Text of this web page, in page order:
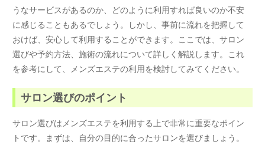
うなサービスがあるのか、どのように利用すれば良いのか不安
に感じることもあるでしょう。しかし、事前に流れを把握して
おけば、安心して利用することができます。ここでは、サロン
選びや予約方法、施術の流れについて詳しく解説します。これ
を参考にして、メンズエステの利用を検討してみてください。
サロン選びのポイント
サロン選びはメンズエステを利用する上で非常に重要なポイン
トです。まずは、自分の目的に合ったサロンを選びましょう。